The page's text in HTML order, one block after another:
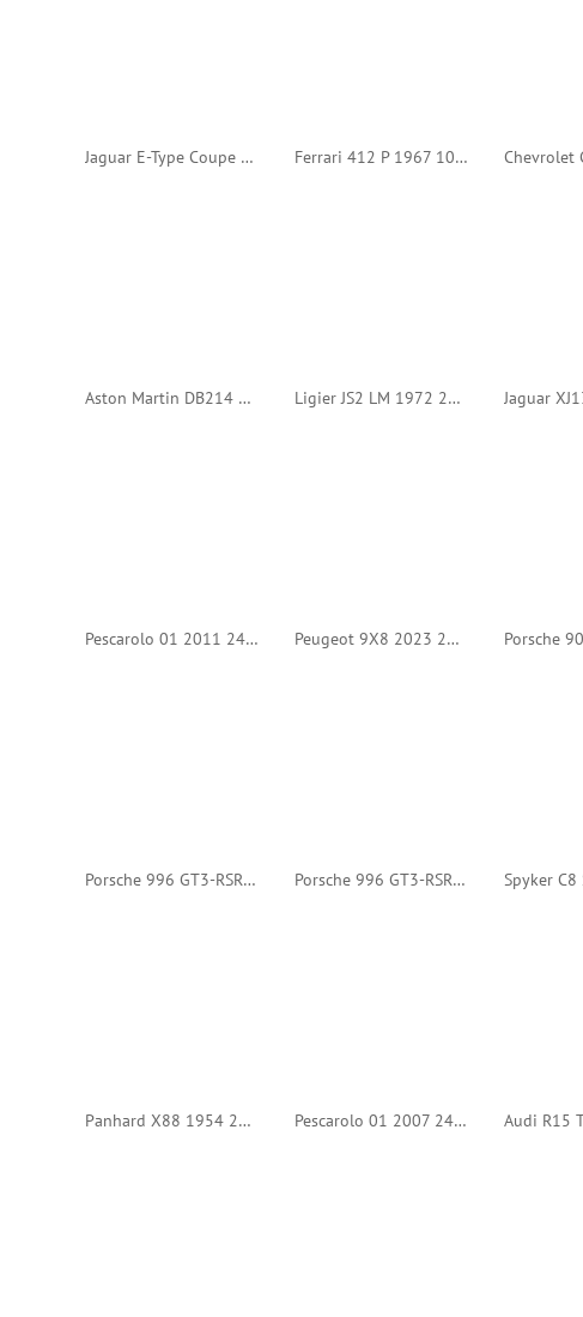
Jaguar E-Type Coupe 1962 24h Le Mans #10 (Spark) Ferrari 412 P 1967 1000km Spa #10 (Edicola)
Aston Martin DB214 1963 Coppa Inter Europa #46 (Tecnomodel) Ligier JS2 LM 1972 24h Le Mans #5 (IXO)
Pescarolo 01 2011 24h Le Mans #15 (Spark) Peugeot 9X8 2023 24h Le Mans #93 (Spark)
Porsche 996 GT3-RSR 2005 24h Le Mans #90 (Minichamps) Porsche 996 GT3-RSR 2004 24h Le Mans #90 (Minichamps)
Panhard X88 1954 24h Le Mans #59 (Bizarre) Pescarolo 01 2007 24h Le Mans #16 (Spark)